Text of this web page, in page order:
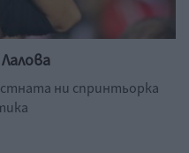
ни спринтьорка